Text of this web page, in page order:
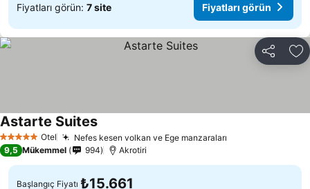
Fiyatları görün: 7 site Fiyatları görün
Paylaş
5 Yıldız Otel Nefes kesen volkan ve Ege manzaraları
Astarte Suites
9,5 Mükemmel 994 Akrotiri
Başlangıç Fiyatı ₺15.661